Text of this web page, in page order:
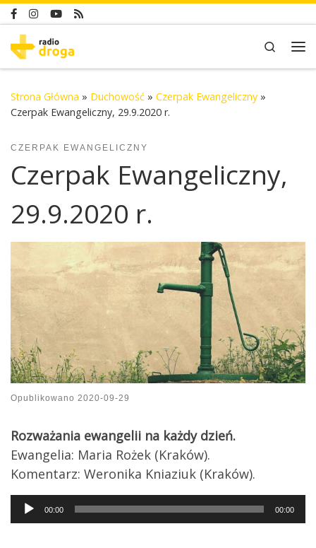
Skip to content
Search
Strona Główna » Duchowość » Czerpak Ewangeliczny »
Czerpak Ewangeliczny, 29.9.2020 r.
CZERPAK EWANGELICZNY
Czerpak Ewangeliczny,
29.9.2020 r.
Opublikowano 2020-09-29
Rozważania ewangelii na każdy dzień.
Ewangelia: Maria Rożek (Kraków).
Komentarz: Weronika Kniaziuk (Kraków).
Audio
Player
00:00 00:00